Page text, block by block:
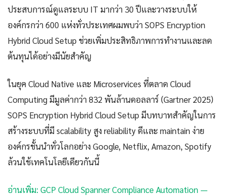
ประสบการณ์ดูแลระบบ IT มากว่า 30 ปีและวางระบบให้
องค์กรกว่า 600 แห่งทั่วประเทศผมพบว่า SOPS Encryption
Hybrid Cloud Setup ช่วยเพิ่มประสิทธิภาพการทำงานและลด
ต้นทุนได้อย่างมีนัยสำคัญ
ในยุค Cloud Native และ Microservices ที่ตลาด Cloud
Computing มีมูลค่ากว่า 832 พันล้านดอลลาร์ (Gartner 2025)
SOPS Encryption Hybrid Cloud Setup มีบทบาทสำคัญในการ
สร้างระบบที่มี scalability สูง reliability ดีและ maintain ง่าย
องค์กรชั้นนำทั่วโลกอย่าง Google, Netflix, Amazon, Spotify
ล้วนใช้เทคโนโลยีเดียวกันนี้
อ่านเพิ่ม: GCP Cloud Spanner Compliance Automation —